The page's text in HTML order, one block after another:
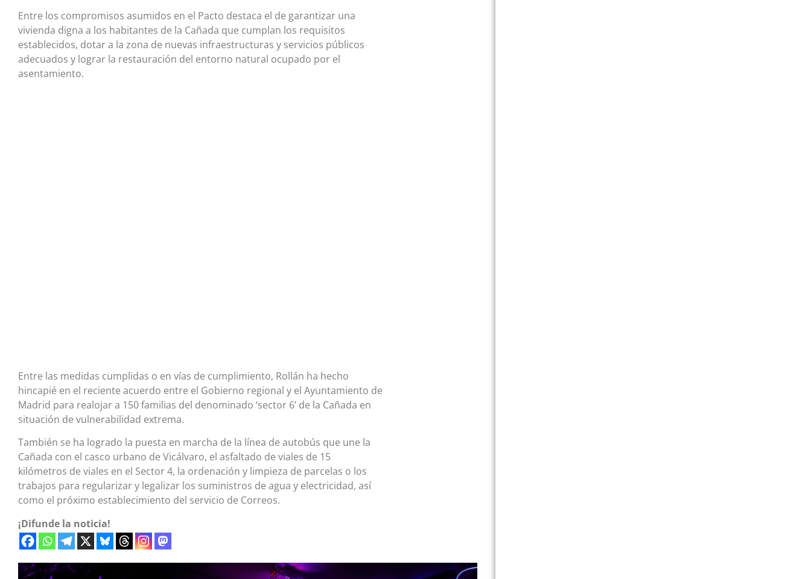
Entre los compromisos asumidos en el Pacto destaca el de garantizar una
vivienda digna a los habitantes de la Cañada que cumplan los requisitos
establecidos, dotar a la zona de nuevas infraestructuras y servicios públicos
adecuados y lograr la restauración del entorno natural ocupado por el
asentamiento.
Entre las medidas cumplidas o en vías de cumplimiento, Rollán ha hecho
hincapié en el reciente acuerdo entre el Gobierno regional y el Ayuntamiento de
Madrid para realojar a 150 familias del denominado ‘sector 6’ de la Cañada en
situación de vulnerabilidad extrema.
También se ha logrado la puesta en marcha de la línea de autobús que une la
Cañada con el casco urbano de Vicálvaro, el asfaltado de viales de 15
kilómetros de viales en el Sector 4, la ordenación y limpieza de parcelas o los
trabajos para regularizar y legalizar los suministros de agua y electricidad, así
como el próximo establecimiento del servicio de Correos.
¡Difunde la noticia!